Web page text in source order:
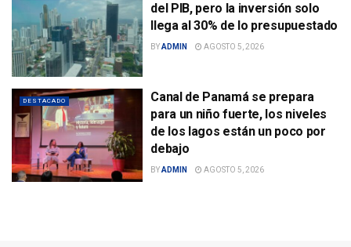
del PIB, pero la inversión solo
llega al 30% de lo presupuestado
BYADMIN AGOSTO 5, 2026
DESTACADO
Canal de Panamá se prepara
para un niño fuerte, los niveles
de los lagos están un poco por
debajo
BYADMIN AGOSTO 5, 2026